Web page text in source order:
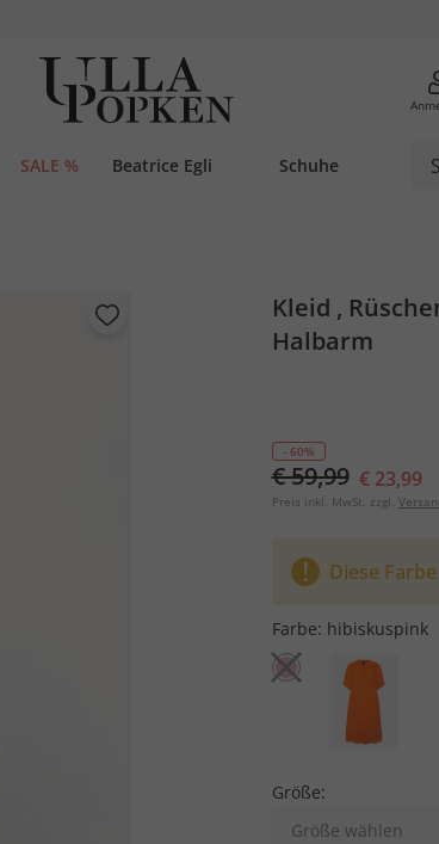
SALE % Beatrice Egli Schuhe
Kleid ,
Halbarm
- 60%
€ 59,99 € 23,99
Preis inkl. MwSt. zzgl.
Diese
Farbe: hibiskuspink
Größe:
Größe wählen